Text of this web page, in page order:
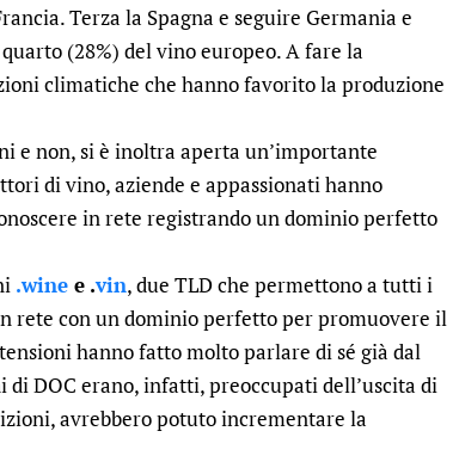
Terza la Spagna e seguire Germania e
(28%) del vino europeo. A fare la
climatiche che hanno favorito la produzione
e non, si è inoltra aperta un’importante
di vino, aziende e appassionati hanno
in rete registrando un dominio perfetto
.wine e .vin, due TLD che permettono a tutti i
rete con un dominio perfetto per promuovere il
hanno fatto molto parlare di sé già dal
DOC erano, infatti, preoccupati dell’uscita di
avrebbero potuto incrementare la